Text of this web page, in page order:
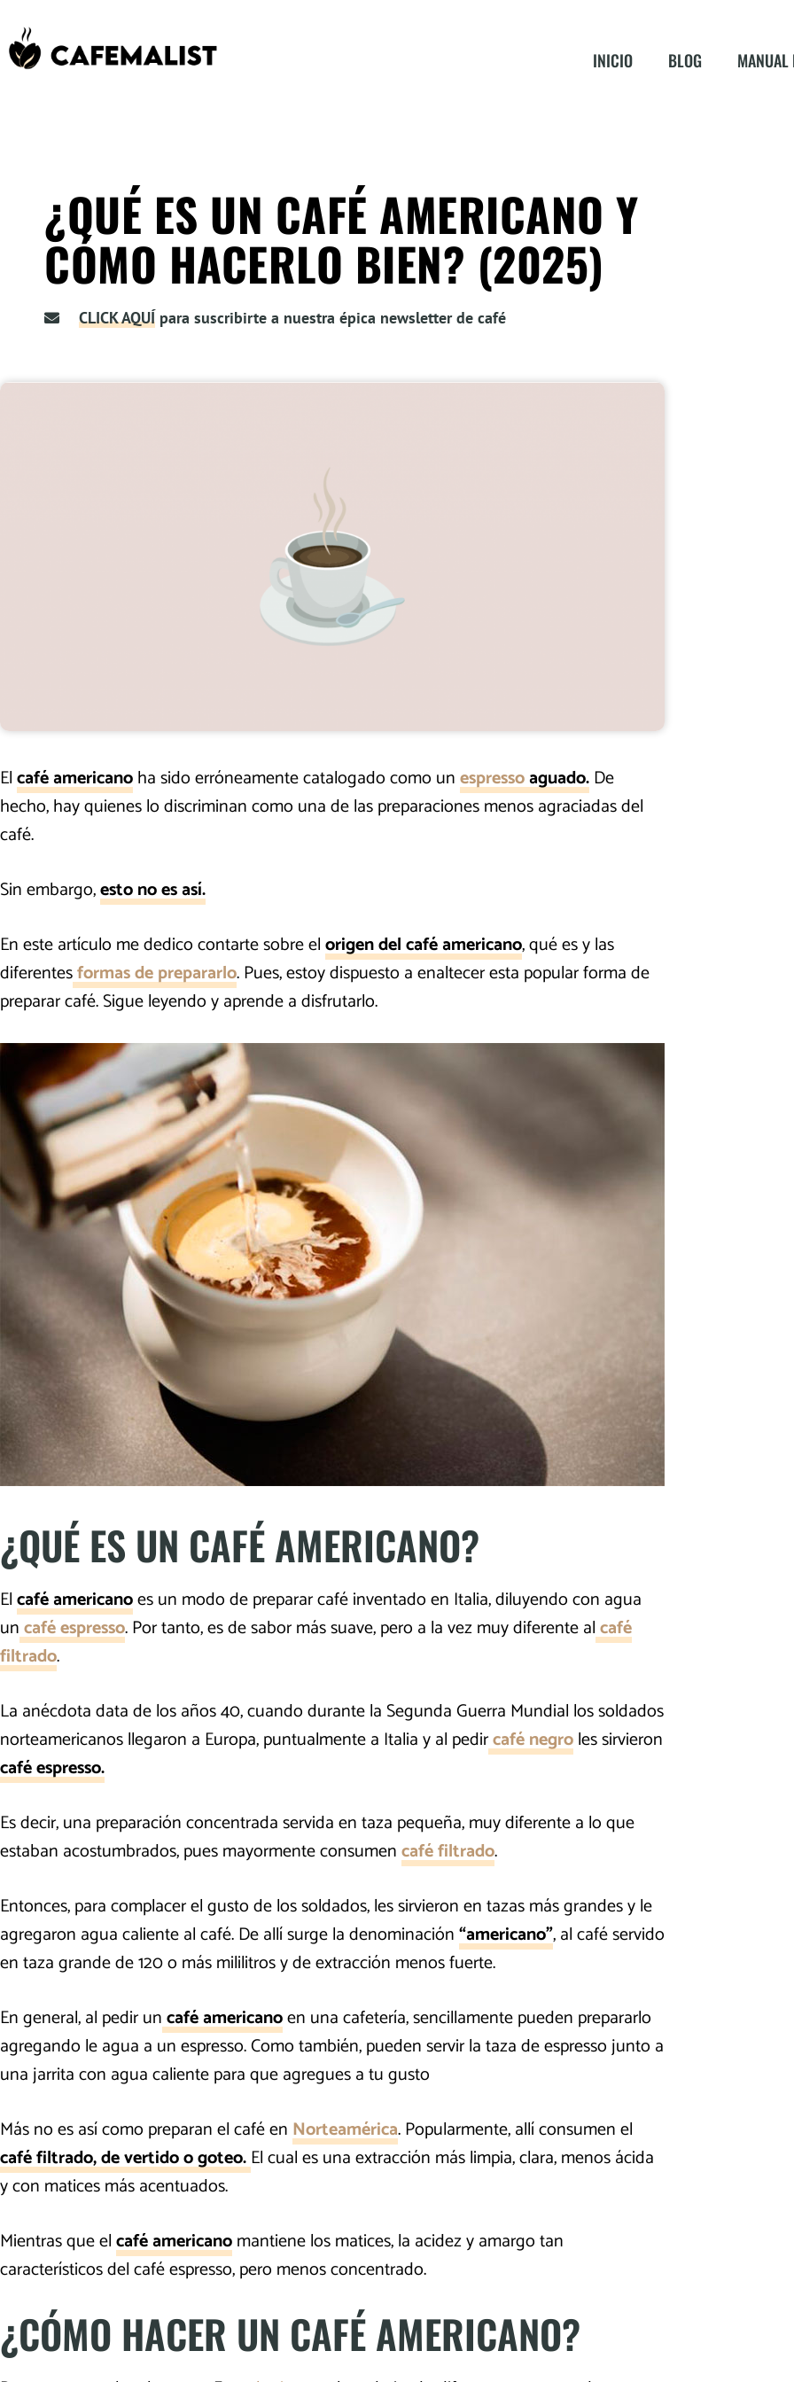
INICIO BLOG MANUAL
¿QUÉ ES UN CAFÉ AMERICANO Y
CÓMO HACERLO BIEN? (2025)
CLICK AQUÍ para suscribirte a nuestra épica newsletter de café
Elcafé americanoha sido erróneamente catalogado como unespressoaguado.De
hecho, hay quienes lo discriminan como una de las preparaciones menos agraciadas del
café.
Sin embargo,esto no es así.
En este artículo me dedico contarte sobre elorigen del café americano, qué es y las
diferentesformas de prepararlo. Pues, estoy dispuesto a enaltecer esta popular forma de
preparar café. Sigue leyendo y aprende a disfrutarlo.
¿QUÉ ES UN CAFÉ AMERICANO?
Elcafé americanoes un modo de preparar café inventado en Italia, diluyendo con agua
uncafé espresso. Por tanto, es de sabor más suave, pero a la vez muy diferente alcafé
filtrado.
La anécdota data de los años 40, cuando durante la Segunda Guerra Mundial los soldados
norteamericanos llegaron a Europa, puntualmente a Italia y al pedircafé negroles sirvieron
café espresso.
Es decir, una preparación concentrada servida en taza pequeña, muy diferente a lo que
estaban acostumbrados, pues mayormente consumencafé filtrado.
Entonces, para complacer el gusto de los soldados, les sirvieron en tazas más grandes y le
agregaron agua caliente al café. De allí surge la denominación“americano”, al café servido
en taza grande de 120 o más mililitros y de extracción menos fuerte.
En general, al pedir uncafé americanoen una cafetería, sencillamente pueden prepararlo
agregando le agua a un espresso. Como también, pueden servir la taza de espresso junto a
una jarrita con agua caliente para que agregues a tu gusto
Más no es así como preparan el café en Norteamérica. Popularmente, allí consumen el
café filtrado, de vertido o goteo.El cual es una extracción más limpia, clara, menos ácida
y con matices más acentuados.
Mientras que elcafé americanomantiene los matices, la acidez y amargo tan
característicos del café espresso, pero menos concentrado.
¿CÓMO HACER UN CAFÉ AMERICANO?